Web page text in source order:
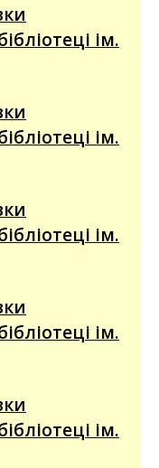
ім.
ім.
ім.
ім.
ім.